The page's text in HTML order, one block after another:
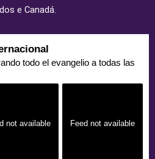
e Canadá.
todo el evangelio a todas las
not available Feed not available